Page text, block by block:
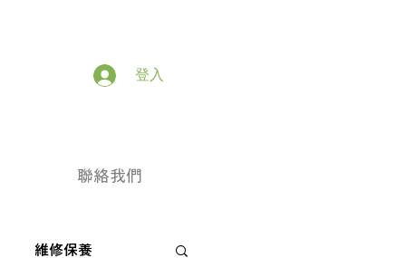
登入
聯絡我們
維修保養